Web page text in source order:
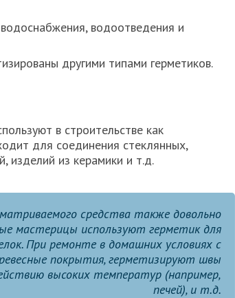
водоотведения и
другими типами герметиков.
в строительстве как
для соединения стеклянных,
изделий из керамики и т.д.
средства также довольно
мастерицы используют герметик для
При ремонте в домашних условиях с
покрытия, герметизируют швы
высоких температур (например,
печей), и т.д.